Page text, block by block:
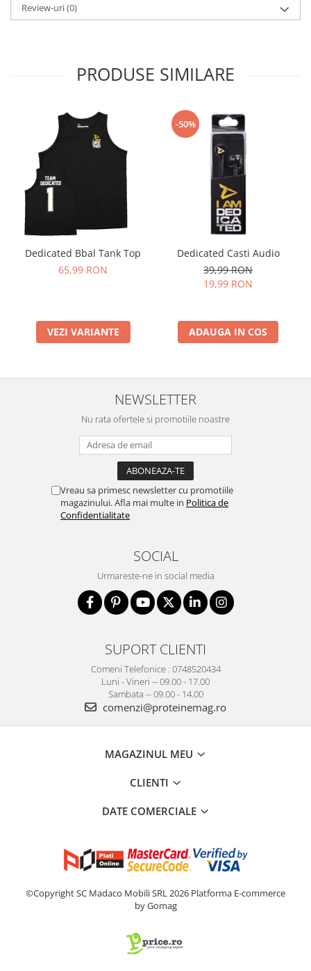
Review-uri(0)
PRODUSE SIMILARE
Dedicated Bbal Tank Top
65,99 RON
VEZI VARIANTE
-50%
Dedicated Casti Audio
39,99 RON
19,99 RON
ADAUGA IN COS
NEWSLETTER
Nu rata ofertele si promotiile noastre
Vreau sa primesc newsletter cu promotiile
magazinului. Afla mai multe in Politica de
Confidentialitate
SOCIAL
Urmareste-ne in social media
SUPORT CLIENTI
Comeni Telefonice : 0748520434
Luni - Vineri -- 09.00 - 17.00
Sambata -- 09.00 - 14.00
comenzi@proteinemag.ro
MAGAZINUL MEU
CLIENTI
DATE COMERCIALE
©Copyright SC Madaco Mobili SRL 2026 Platforma E-commerce
by Gomag